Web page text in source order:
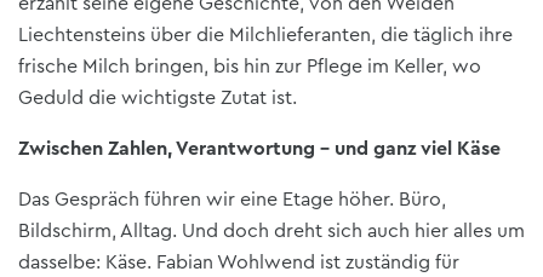
Liechtensteins über die Milchlieferanten, die täglich ihre
frische Milch bringen, bis hin zur Pflege im Keller, wo
Geduld die wichtigste Zutat ist.
Zwischen Zahlen, Verantwortung – und ganz viel Käse
Das Gespräch führen wir eine Etage höher. Büro,
Bildschirm, Alltag. Und doch dreht sich auch hier alles um
dasselbe: Käse. Fabian Wohlwend ist zuständig für